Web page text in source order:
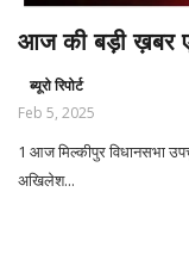
आज की बड़ी ख़बर
ब्यूरो रिपोर्ट
Feb 5, 2025
1 आज मिल्कीपुर विधानसभा
अखि‍लेश...